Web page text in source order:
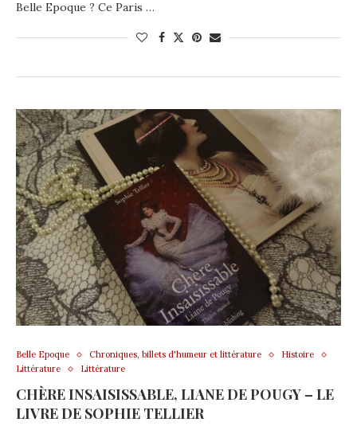
Belle Epoque ? Ce Paris …
Belle Epoque Chroniques, billets d'humeur et littérature
Histoire
Littérature
Littérature
CHÈRE INSAISISSABLE, LIANE DE POUGY – LE
LIVRE DE SOPHIE TELLIER